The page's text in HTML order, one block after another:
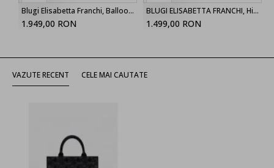
Blugi Elisabetta Franchi, Balloon jeans, Blue
1.949,00 RON
BLUGI ELISABETTA FRANCHI, High Waist, logo-button trousers, Alb
1.499,00 RON
VAZUTE RECENT CELE MAI CAUTATE